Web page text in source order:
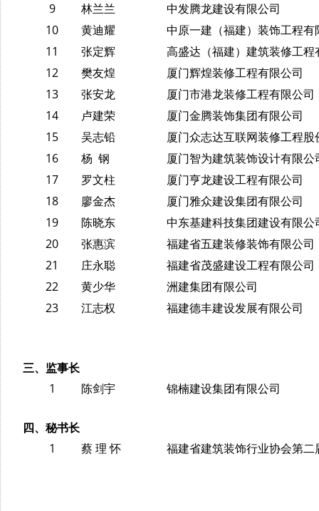
9
林兰兰
中发腾龙建设有限公司
10
黄迪耀
中原一建（福建）装饰工程有
11
张定辉
高盛达（福建）建筑装修工程
12
樊友煌
厦门辉煌装修工程有限公司
13
张安龙
厦门市港龙装修工程有限公司
14
卢建荣
厦门金腾装饰集团有限公司
15
吴志铅
厦门众志达互联网装修工程股
16
杨 钢
厦门智为建筑装饰设计有限公
17
罗文柱
厦门亨龙建设工程有限公司
18
廖金杰
厦门雅众建设集团有限公司
19
陈晓东
中东基建科技集团建设有限公
20
张惠滨
福建省五建装修装饰有限公司
21
庄永聪
福建省茂盛建设工程有限公司
22
黄少华
洲建集团有限公司
23
江志权 福建德丰建设发展有限公司
三、监事长
1
陈剑宇 锦楠建设集团有限公司
四、秘书长
1
蔡 理 怀 福建省建筑装饰行业协会第二